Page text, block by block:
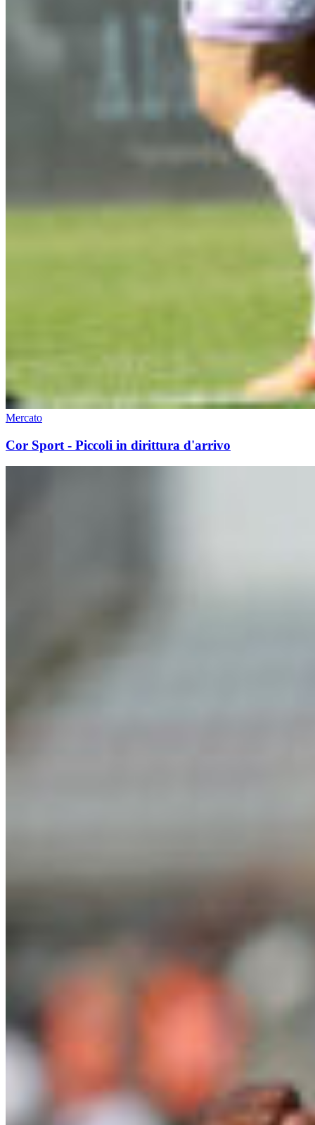
Mercato
Cor Sport - Piccoli in dirittura d'arrivo